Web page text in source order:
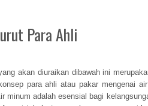
Para Ahli
akan diuraikan dibawah ini
para ahli atau pakar mengenai
minum adalah esensial bagi